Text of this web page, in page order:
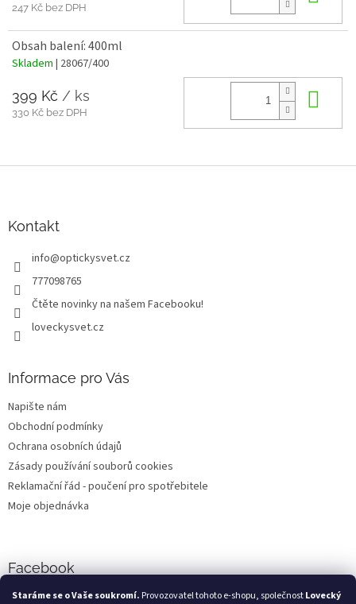
Staráme se o Vaše soukromí. Provozovatel tohoto e-shopu, společnostLovecký
247 Kč bez DPH
Obsah balení: 400ml
Skladem | 28067/400
399 Kč / ks
330 Kč bez DPH
Kontakt
info@optickysvet.cz
777098765
Čtěte novinky na našem Facebooku!
loveckysvet.cz
Informace pro Vás
Napište nám
Obchodní podmínky
Ochrana osobních údajů
Zásady používání souborů cookies
Reklamační řád - poučení pro spotřebitele
Moje objednávka
Facebook